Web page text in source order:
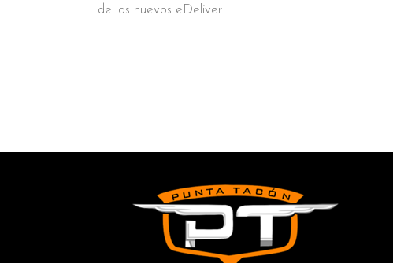
de los nuevos eDeliver